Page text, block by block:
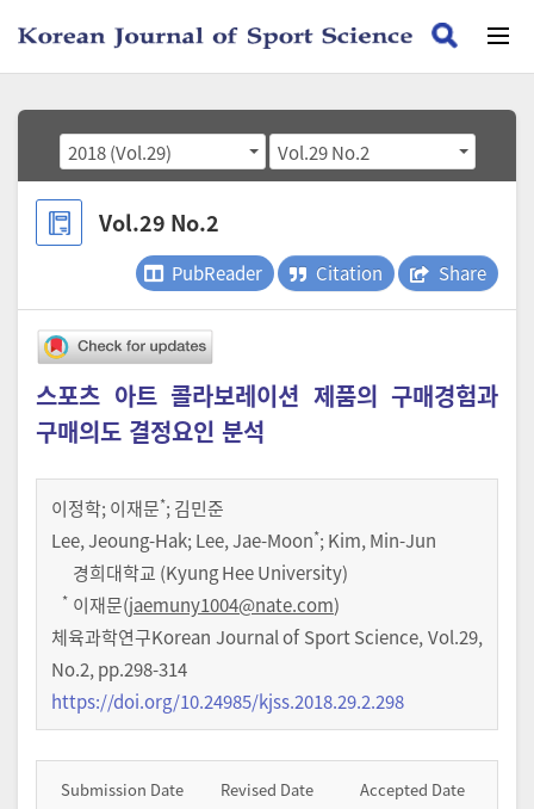
2018 (Vol.29) Vol.29 No.2
Vol.29 No.2
PubReader Citation Share
스포츠 아트 콜라보레이션 제품의 구매경험과
구매의도 결정요인 분석
이정학;이재문*;김민준
Lee, Jeoung-Hak; Lee, Jae-Moon*; Kim, Min-Jun
경희대학교 (Kyung Hee University)
* 이재문(jaemuny1004@nate.com)
체육과학연구Korean Journal of Sport Science,Vol.29,
No.2,pp.298-314
https://doi.org/10.24985/kjss.2018.29.2.298
Submission Date
Revised Date
Accepted Date